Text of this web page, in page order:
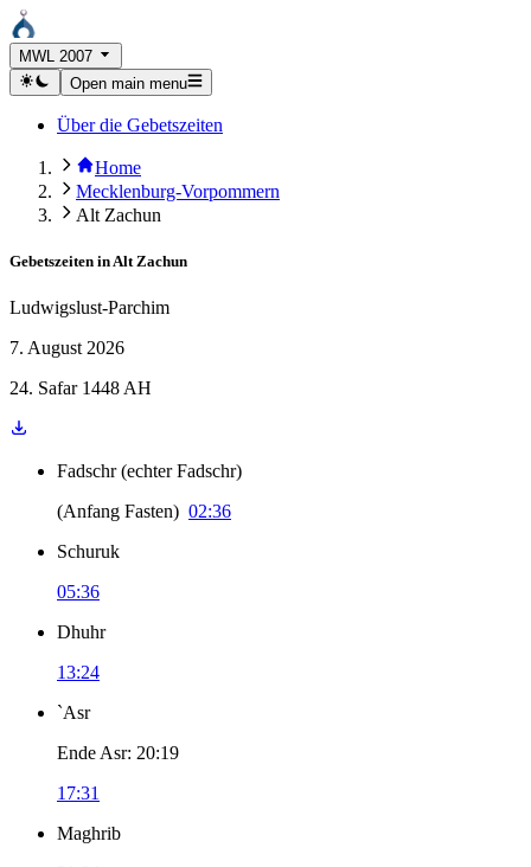
MWL 2007
Open main menu
Über die Gebetszeiten
Home
Mecklenburg-Vorpommern
Alt Zachun
Gebetszeiten in Alt Zachun
Ludwigslust-Parchim
7. August 2026
24. Safar 1448 AH
Fadschr (echter Fadschr)
(Anfang Fasten) 02:36
Schuruk
05:36
Dhuhr
13:24
`Asr
Ende Asr: 20:19
17:31
Maghrib